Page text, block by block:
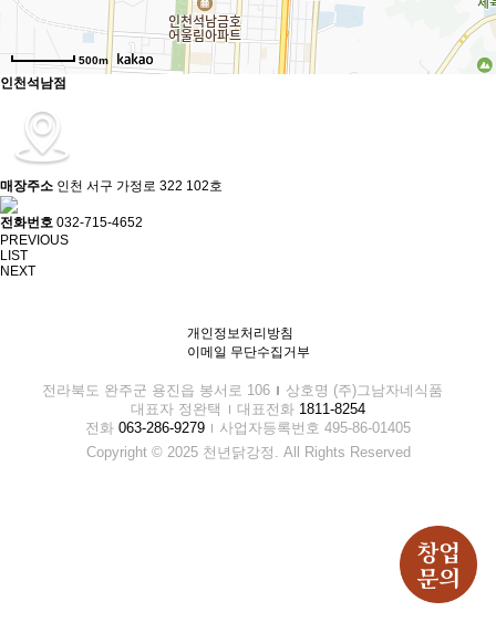
500m
인천석남점
매장주소 인천 서구 가정로 322 102호
전화번호 032-715-4652
PREVIOUS
LIST
NEXT
개인정보처리방침
이메일 무단수집거부
전라북도 완주군 용진읍 봉서로 106
상호명 (주)그남자네식품
대표자 정완택
대표전화 1811-8254
전화 063-286-9279
사업자등록번호 495-86-01405
Copyright © 2025 천년닭강정. All Rights Reserved